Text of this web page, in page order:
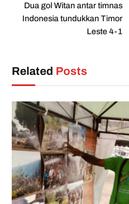
Dua gol Witan antar timnas
Indonesia tundukkan Timor
Leste 4-1
Related Posts